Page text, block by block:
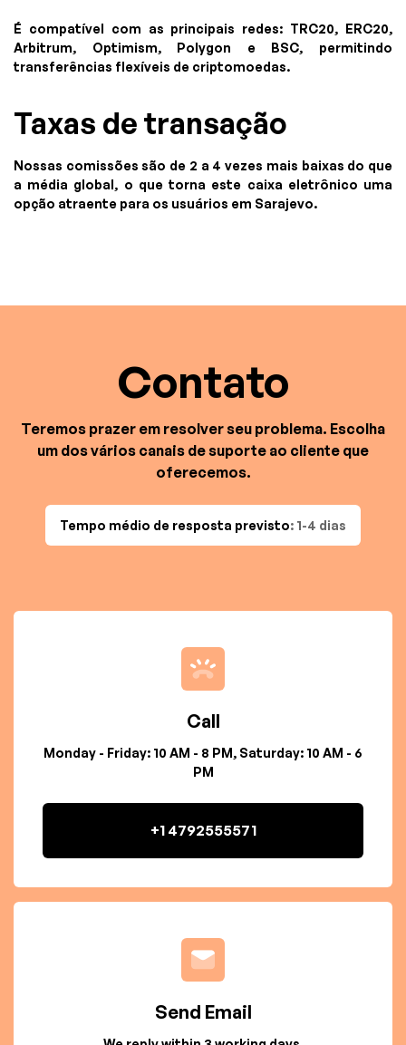
É compatível com as principais redes: TRC20, ERC20,
Arbitrum, Optimism, Polygon e BSC, permitindo
transferências flexíveis de criptomoedas.
Taxas de transação
Nossas comissões são de 2 a 4 vezes mais baixas do que
a média global, o que torna este caixa eletrônico uma
opção atraente para os usuários em Sarajevo.
Contato
Teremos prazer em resolver seu problema. Escolha
um dos vários canais de suporte ao cliente que
oferecemos.
Tempo médio de resposta previsto: 1-4 dias
Call
Monday - Friday: 10 AM - 8 PM, Saturday: 10 AM - 6
PM
+1 4792555571
Send Email